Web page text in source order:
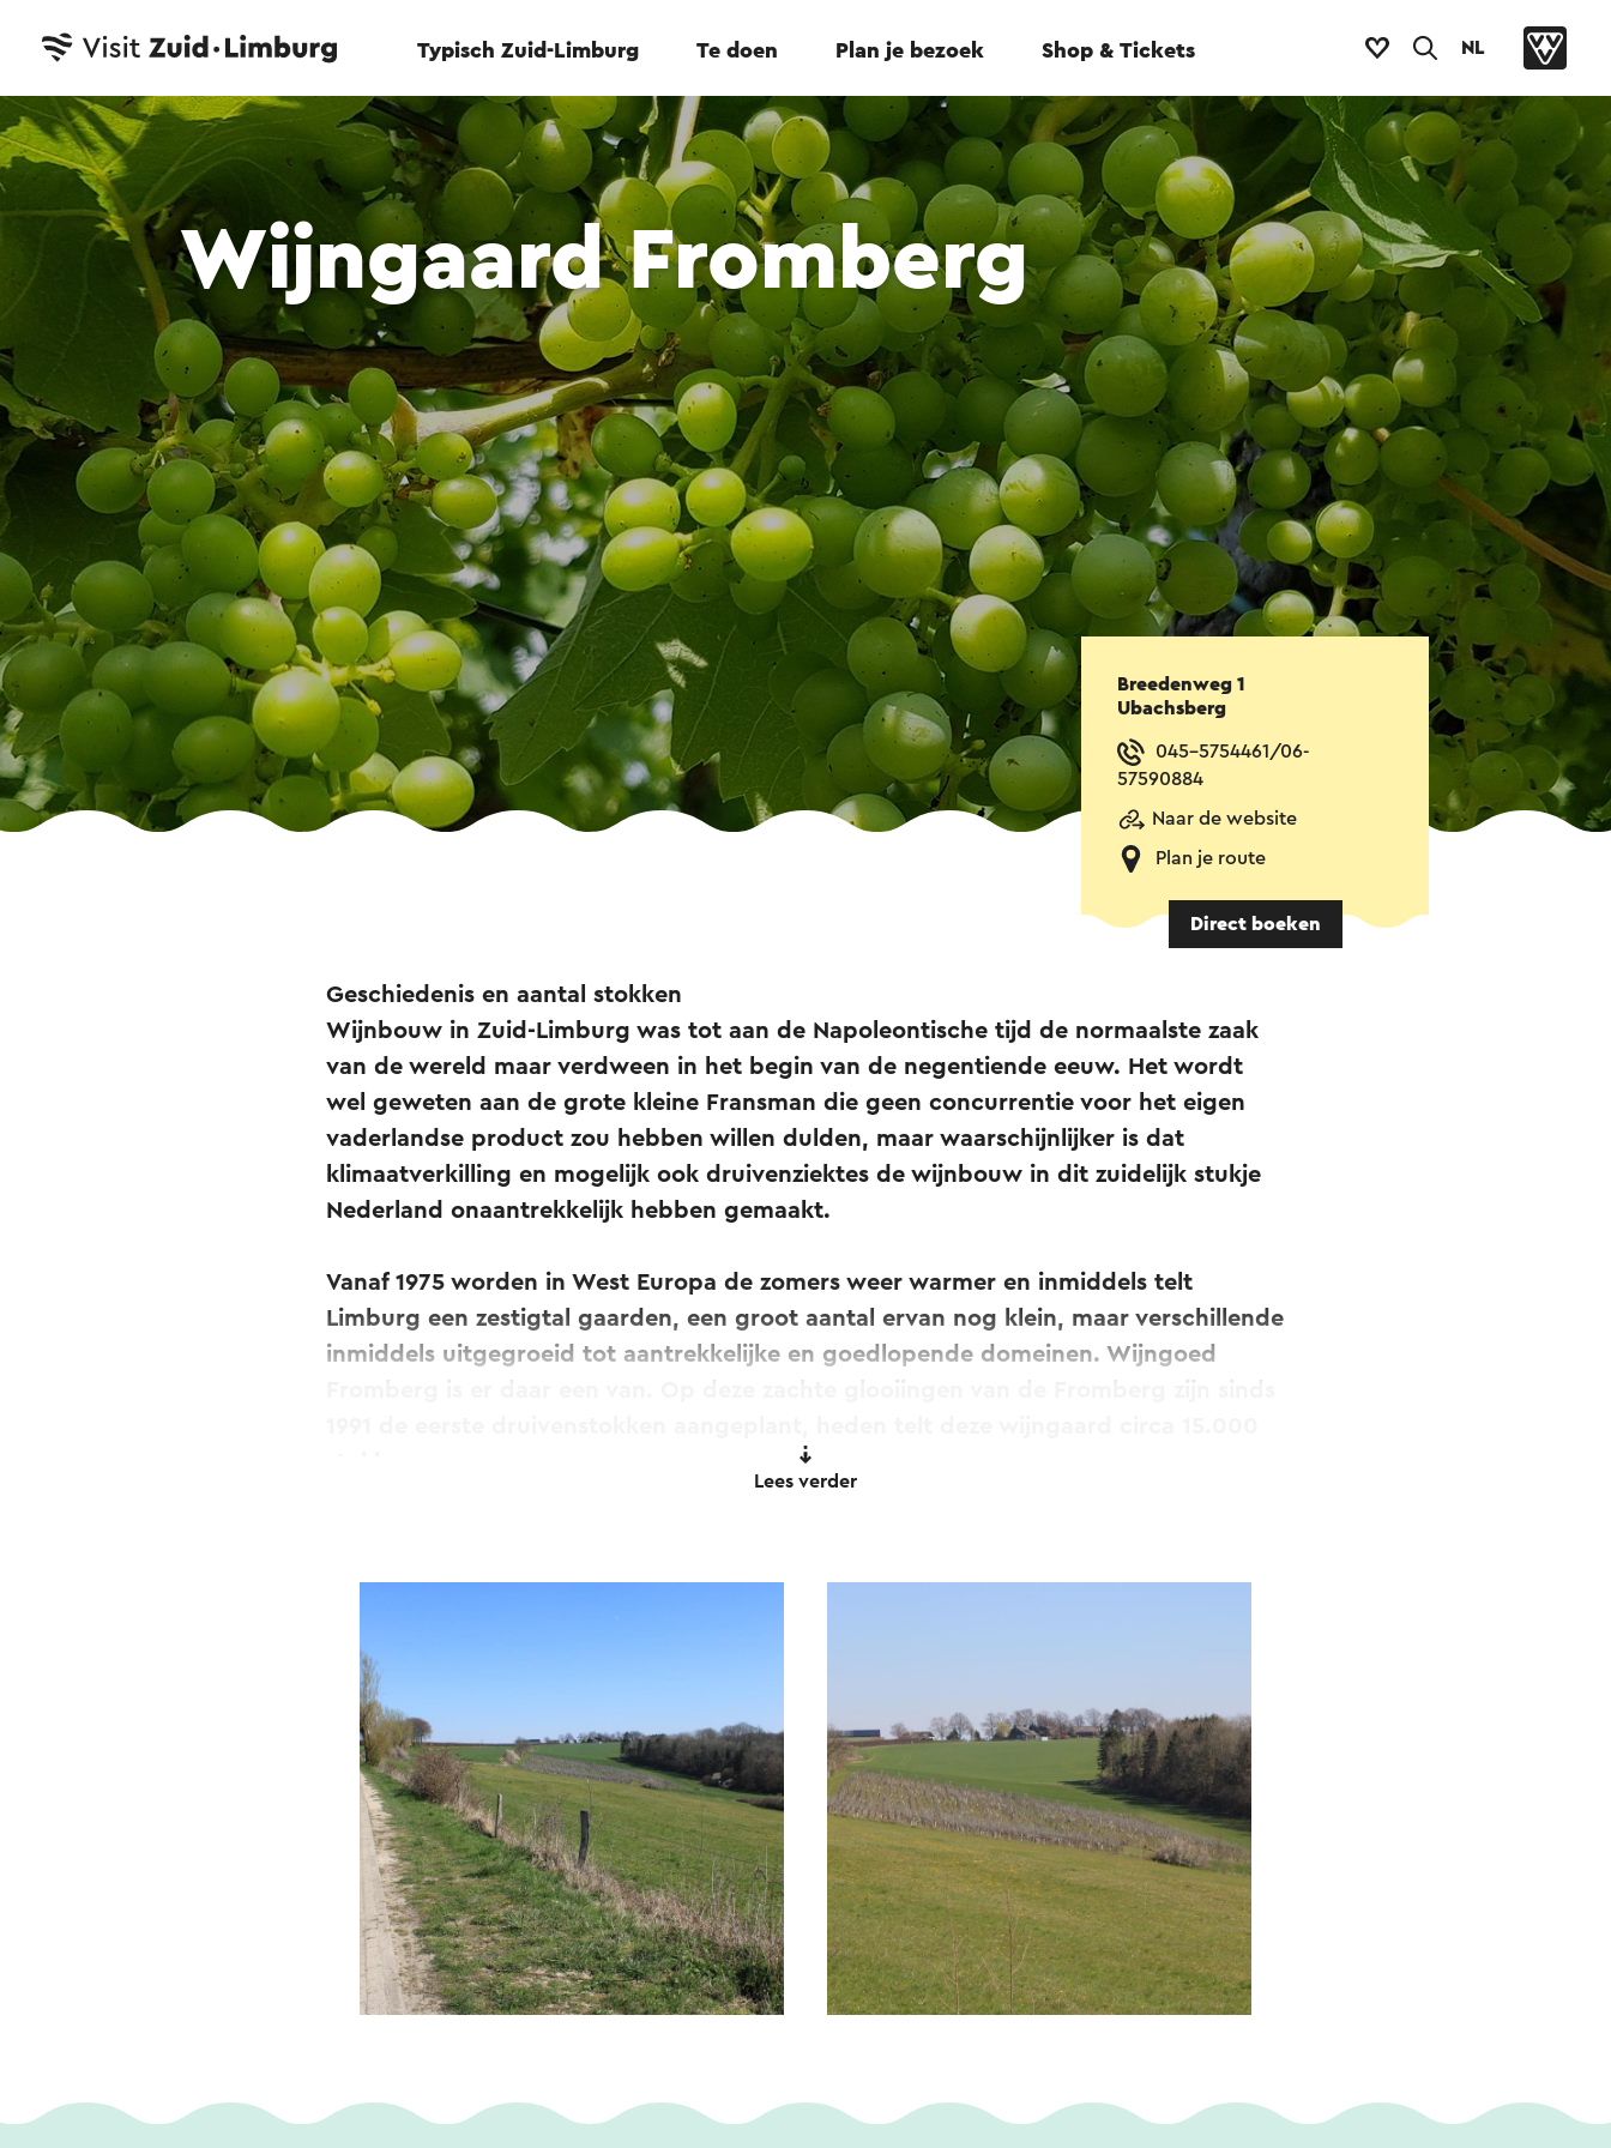
Typisch Zuid-Limburg Te doen Plan je bezoek Shop & Tickets NL
Wijngaard Fromberg
Breedenweg 1
Ubachsberg
045-5754461/06-
57590884
Naar de website
Plan je route
Direct boeken
Geschiedenis en aantal stokken
Wijnbouw in Zuid-Limburg was tot aan de Napoleontische tijd de normaalste zaak
van de wereld maar verdween in het begin van de negentiende eeuw. Het wordt
wel geweten aan de grote kleine Fransman die geen concurrentie voor het eigen
vaderlandse product zou hebben willen dulden, maar waarschijnlijker is dat
klimaatverkilling en mogelijk ook druivenziektes de wijnbouw in dit zuidelijk stukje
Nederland onaantrekkelijk hebben gemaakt.
Vanaf 1975 worden in West Europa de zomers weer warmer en inmiddels telt
Limburg een zestigtal gaarden, een groot aantal ervan nog klein, maar verschillende
inmiddels uitgegroeid tot aantrekkelijke en goedlopende domeinen. Wijngoed
Terroir
De bodem van de wijngaard van Fromberg bestaat uit mineraalrijke kalksteen, deze
(arme) ondergrond zorgt ervoor dat de stokken hard moeten werken om hun
mineralen en voedingsstoffen te transporteren, waardoor de stok sterk en krachtig
wordt en smaakvolle druiven produceert.
Grenzend aan deze helling ligt een beschermd natuurgebied, hier groeit een
zeldzame orchidee, de Ophrys Apifera, deze orchidee groeit alleen op een heel
zuivere bodem, daarom heeft Wijngoed Fromberg deze naam 'Ophrys' dan ook aan
Landschap en klimaat
Lees verder